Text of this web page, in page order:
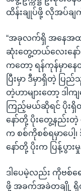
ထိန်းချုပ်ဖို့ လိုအပ်ချ
“အခုလက်ရှိ အနေအထာ
ဆုံးတွေ့တယ်လေးနော်။
ကတော့ ရန်ကုန်မှာ
ပြီးမှာ ဒီမှာရှိတဲ့ ပ
တဲ့ဟာများတော့ ဒါ
ကြည့်မယ်ဆိုရင် ပိုး
နော်တို့ ပိုးတွေ့နည်းတဲ့
က စစ်ကိုစစ်ရမှာပေ
နော်တို့ ပိုးက ပြန့်ပွား
ဒါပေမဲ့လည်း ကိုဗစ်ရ
ဖို့ အခက်အခဲတချို့ ရှိ